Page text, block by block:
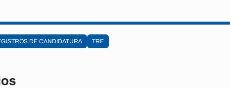
DE CANDIDATURA TRE